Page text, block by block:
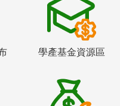
學產基金資源區